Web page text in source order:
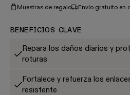
Muestras de regalo Envío gratuito en
BENEFICIOS CLAVE
Repara los daños diarios y
roturas
Fortalece y refuerza los
resistente